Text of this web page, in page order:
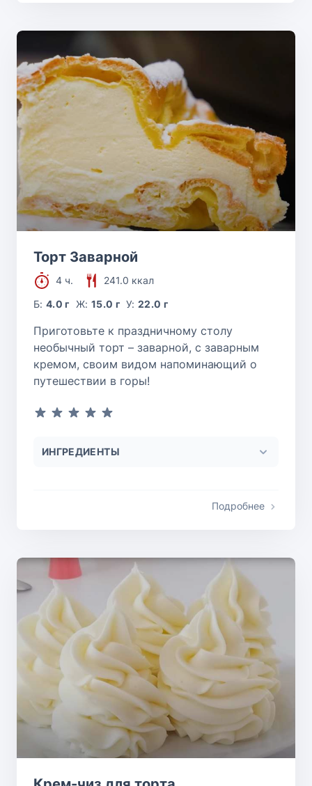
Торт Заварной
4 ч.
241.0 ккал
Б:4.0 г Ж: 15.0 г У:22.0 г
Приготовьте к праздничному столу
необычный торт – заварной, с заварным
кремом, своим видом напоминающий о
путешествии в горы!
ИНГРЕДИЕНТЫ
Подробнее